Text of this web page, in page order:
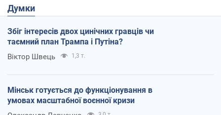
Думки
Збіг інтересів двох цинічних гравців чи
таємний план Трампа і Путіна?
Віктор Швець 1,3 т.
Мінськ готується до функціонування в
умовах масштабної воєнної кризи